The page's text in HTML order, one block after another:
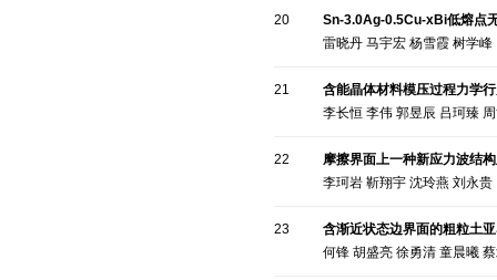
20
Sn-3.0Ag-0.5Cu-xBi低熔点
雷晓丹 马宇宏 杨雪霞 树学峰
21
含能晶体材料模压过程力学
李长恒 李伟 郭昱辰 吕珂臻
22
摩擦界面上一种新应力波结
李珂岩 靳翔宇 沈玲燕 刘永贵
23
含渐近状态边界面的粗粒土
何锋 胡盛亮 徐勇清 童晨曦